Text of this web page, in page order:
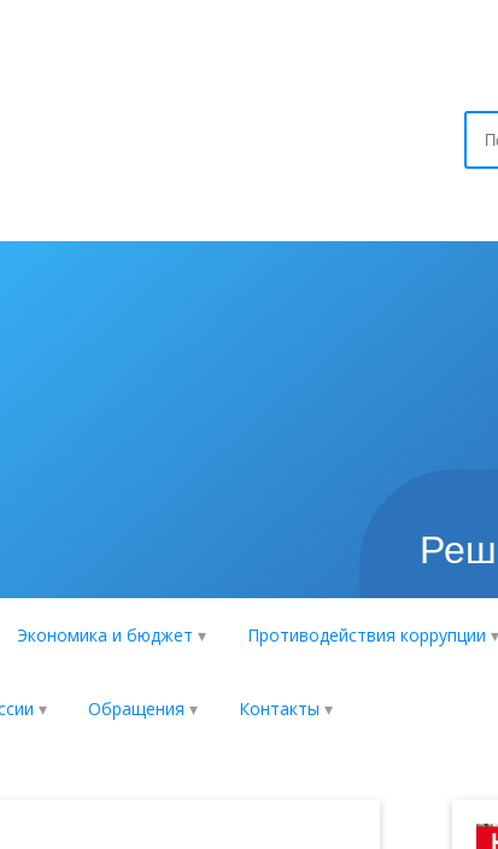
Экономика и бюджет Противодействия коррупции
Обращения Контакты